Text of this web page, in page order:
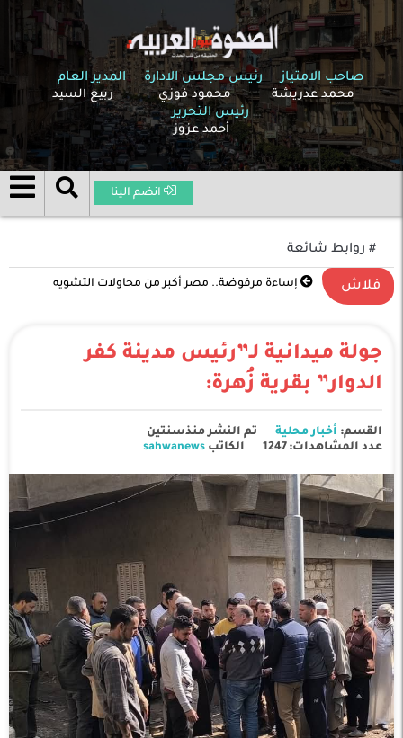
صاحب الامتياز
محمد عدريشة
رئيس مجلس الادارة
محمود فوزي
المدير العام
ربيع السيد
رئيس التحرير
أحمد عزوز
انضم الينا
# روابط شائعة
فلاش إساءة مرفوضة.. مصر أكبر من محاولات التشويه
جولة ميدانية لـ”رئيس مدينة كفر
الدوار” بقرية زُهرة:
القسم: أخبار محلية
تم النشر منذسنتين
عدد المشاهدات: 1247
الكاتب sahwanews